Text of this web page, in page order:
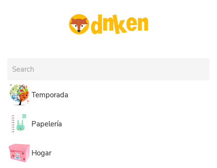
Skip to main content
Temporada
Papelería
Hogar